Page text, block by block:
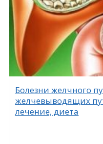
Болезни желчного
желчевыводящих
лечение, диета